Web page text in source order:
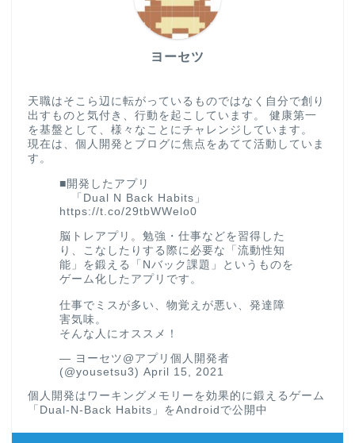
ヨーセツ
天職はそこら辺に転がっているものではなく自分で創り
出すものと気付き、行動を起こしています。 健康第一
を基盤として、様々なことにチャレンジしています。
現在は、個人開発とブログに焦点をあてて活動していま
す。
■開発したアプリ
「Dual N Back Habits」
https://t.co/29tbWWelo0
脳トレアプリ。勉強・仕事などを習得した
り、こなしたりする際に必要な「流動性知
能」を鍛える「Nバック課題」というものを
ゲーム化したアプリです。
仕事でミスが多い、物覚えが悪い、発達障
害気味。
そんな人にオススメ！
— ヨーセツ@アプリ個人開発者
(@yousetsu3) April 15, 2021
個人開発はワーキングメモリーを効果的に鍛えるゲーム
「Dual-N-Back Habits」をAndroidで公開中